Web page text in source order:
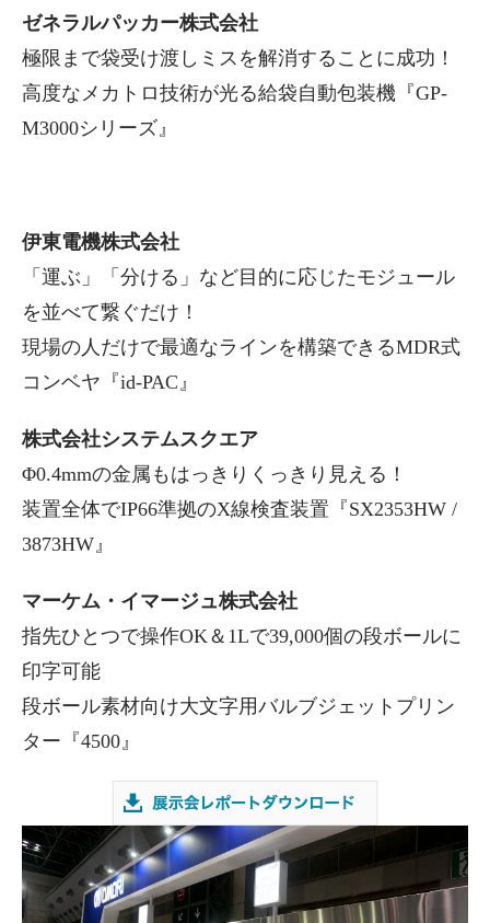
ゼネラルパッカー株式会社
極限まで袋受け渡しミスを解消することに成功！
高度なメカトロ技術が光る給袋自動包装機『GP-
M3000シリーズ』
伊東電機株式会社
「運ぶ」「分ける」など目的に応じたモジュール
を並べて繋ぐだけ！
現場の人だけで最適なラインを構築できるMDR式
コンベヤ『id-PAC』
株式会社システムスクエア
Φ0.4mmの金属もはっきりくっきり見える！
装置全体でIP66準拠のX線検査装置『SX2353HW /
3873HW』
マーケム・イマージュ株式会社
指先ひとつで操作OK＆1Lで39,000個の段ボールに
印字可能
段ボール素材向け大文字用バルブジェットプリン
ター『4500』